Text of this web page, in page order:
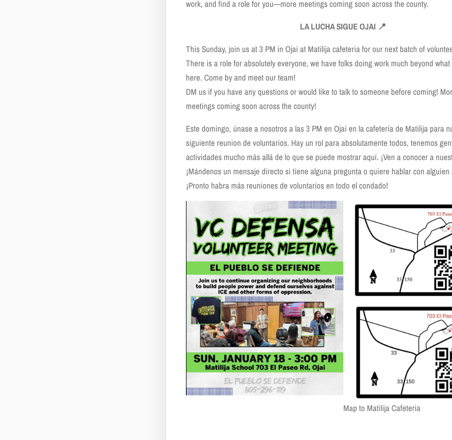
work, and find a role for you—more meetings coming soon across the county.
LA LUCHA SIGUE OJAI 📍
This Sunday, join us at 3 PM in Ojai at Matilija cafeteria for our next batch of
There is a role for absolutely everyone, we have folks doing work much beyond
here. Come by and meet our team!
DM us if you have any questions or would like to talk to someone before coming!
meetings coming soon across the county!
Este domingo, únase a nosotros a las 3 PM en Ojai en la cafetería de Matilija para
siguiente reunion de voluntarios. Hay un rol para absolutamente todos, tenemos
actividades mucho más allá de lo que se puede mostrar aquí. ¡Ven a conocer a
¡Mándenos un mensaje directo si tiene alguna pregunta o quiere hablar con
¡Pronto habra más reuniones de voluntarios en todo el condado!
Map to Matilija Cafeteria